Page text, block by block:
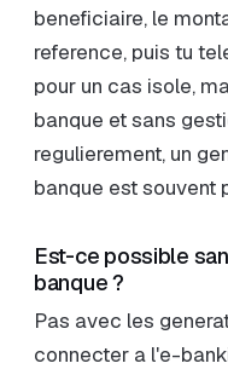
beneficiaire, le
reference, puis tu
pour un cas isole,
banque et sans
regulierement, un
banque est souvent
Est-ce possible
banque ?
Pas avec les
connecter a l'e-